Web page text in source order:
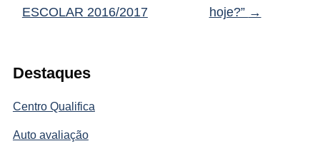
Destaques
Centro Qualifica
Auto avaliação
ESCOLAR 2016/2017
hoje?” →